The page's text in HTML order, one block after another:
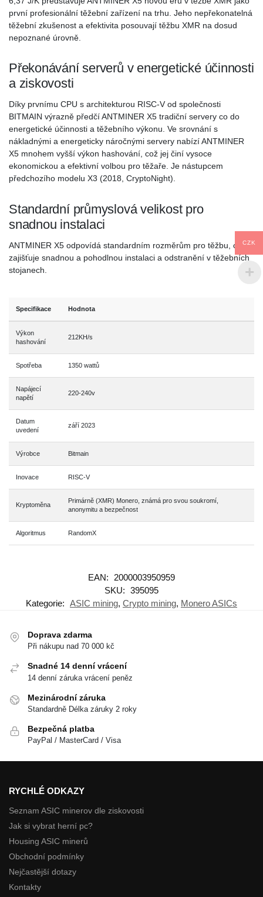
první profesionální těžební zařízení na trhu. Jeho nepřekonatelná
těžební zkušenost a efektivita posouvají těžbu XMR na dosud
nepoznané úrovně.
Překonávání serverů v energetické účinnosti
a ziskovosti
Díky prvnímu CPU s architekturou RISC-V od společnosti
BITMAIN výrazně předčí ANTMINER X5 tradiční servery co do
energetické účinnosti a těžebního výkonu. Ve srovnání s
nákladnými a energeticky náročnými servery nabízí ANTMINER
X5 mnohem vyšší výkon hashování, což jej činí vysoce
ekonomickou a efektivní volbou pro těžaře. Je nástupcem
předchozího modelu X3 (2018, CryptoNight).
Standardní průmyslová velikost pro
snadnou instalaci
ANTMINER X5 odpovídá standardním rozměrům pro těžbu, což
zajišťuje snadnou a pohodlnou instalaci a odstranění v těžebních
stojanech.
Specifikace Hodnota
Výkon
hashování
212KH/s
Spotřeba 1350 wattů
Napájecí
napětí
220-240v
Datum
uvedení
září 2023
Výrobce Bitmain
Inovace RISC-V
Kryptoměna
Primárně (XMR) Monero, známá pro svou soukromí,
anonymitu a bezpečnost
Algoritmus RandomX
EAN:
2000003950959
SKU: 395095
Kategorie: ASIC mining, Crypto mining, Monero ASICs
Doprava zdarma
Při nákupu nad 70 000 kč
Snadné 14 denní vrácení
14 denní záruka vrácení peněz
Mezinárodní záruka
Standardně Délka záruky 2 roky
Bezpečná platba
PayPal / MasterCard / Visa
RYCHLÉ ODKAZY
Seznam ASIC minerov dle ziskovosti
Jak si vybrat herní pc?
Housing ASIC minerů
Obchodní podmínky
Nejčastější dotazy
Kontakty
CZK